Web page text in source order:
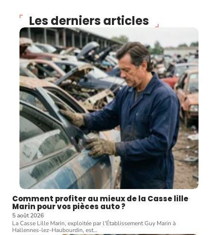
Les derniers articles
Comment profiter au mieux de la Casse lille
Marin pour vos pièces auto ?
5 août 2026
La Casse Lille Marin, exploitée par l'Établissement Guy Marin à
Hallennes-lez-Haubourdin, est…